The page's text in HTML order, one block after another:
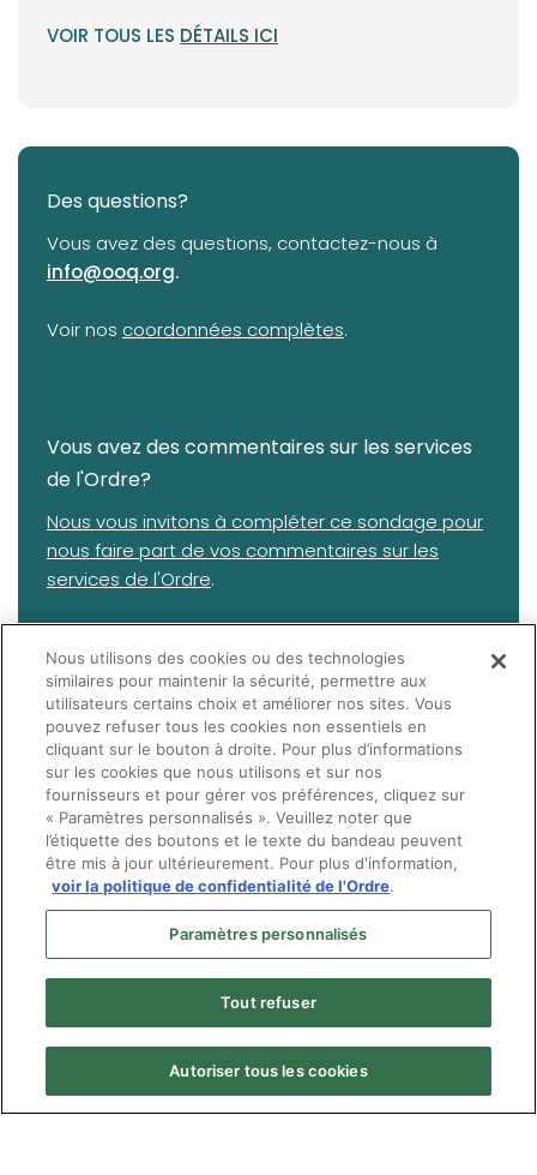
VOIR TOUS LES (opens in a new tab)
DÉTAILS ICI
Des questions?
Vous avez des questions, contactez-nous à
info@ooq.org.
Voir nos (opens in a new tab)
coordonnées complètes.
Vous avez des commentaires sur les services
de l'Ordre?
(opens in a new tab)
Nous vous invitons à compléter ce sondage pour
nous faire part de vos commentaires sur les
services de l'Ordre.
questions concernant les services reçus d'un
optométriste, veuillez plutôt suivre (opens in a new tab)
les instructions sur
cette page(sectionComment formuler une plainte) ou
nous contacter à l'adresse suivante:info@ooq.org
Menu
© Ordre des optométristes du Québec
Nous utilisons des cookies ou des technologies
similaires pour maintenir la sécurité, permettre aux
utilisateurs certains choix et améliorer nos sites. Vous
pouvez refuser tous les cookies non essentiels en
cliquant sur le bouton à droite. Pour plus d’informations
sur les cookies que nous utilisons et sur nos
fournisseurs et pour gérer vos préférences, cliquez sur
« Paramètres personnalisés ». Veuillez noter que
l’étiquette des boutons et le texte du bandeau peuvent
être mis à jour ultérieurement. Pour plus d'information,
voir la politique de confidentialité de l'Ordre.
Paramètres personnalisés
Tout refuser
Autoriser tous les cookies